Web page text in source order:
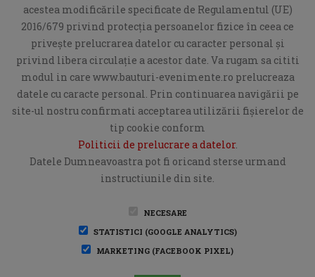
acestea modificările specificate de Regulamentul (UE)
2016/679 privind protecția persoanelor fizice în ceea ce
privește prelucrarea datelor cu caracter personal și
privind libera circulație a acestor date. Va rugam sa cititi
modul in care www.bauturi-evenimente.ro prelucreaza
datele cu caracte personal. Prin continuarea navigării pe
site-ul nostru confirmati acceptarea utilizării fişierelor de
tip cookie conform
Politicii de prelucrare a datelor.
Datele Dumneavoastra pot fi oricand sterse urmand
instructiunile din site.
NECESARE
STATISTICI (GOOGLE ANALYTICS)
MARKETING (FACEBOOK PIXEL)